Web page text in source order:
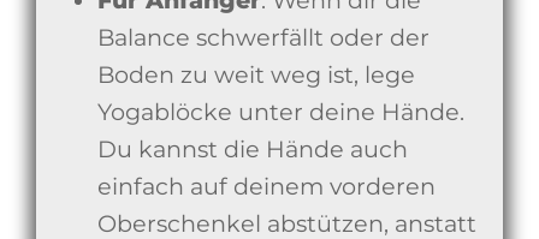
Balance schwerfällt oder der
Boden zu weit weg ist, lege
Yogablöcke unter deine Hände.
Du kannst die Hände auch
einfach auf deinem vorderen
Oberschenkel abstützen, anstatt